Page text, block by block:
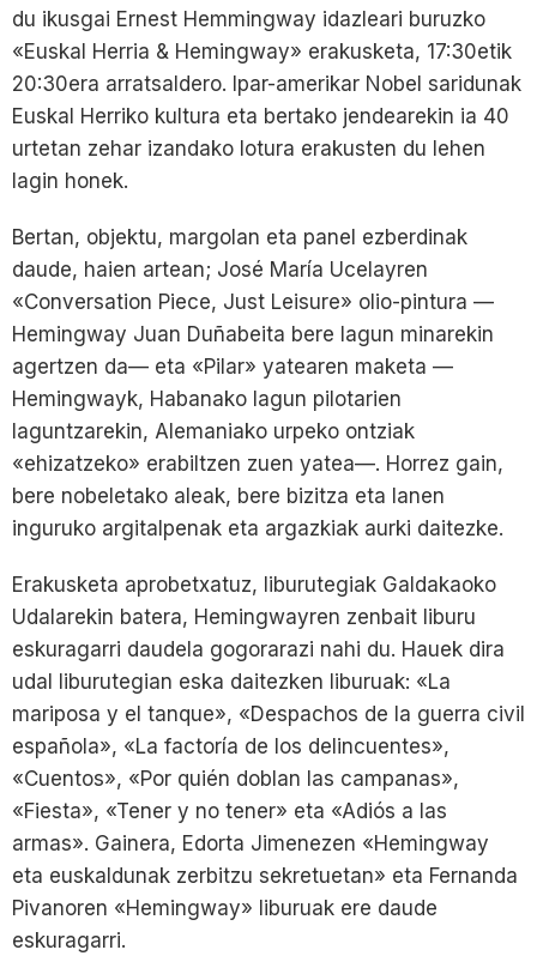
du ikusgai Ernest Hemmingway idazleari buruzko
«Euskal Herria & Hemingway» erakusketa, 17:30etik
20:30era arratsaldero. Ipar-amerikar Nobel saridunak
Euskal Herriko kultura eta bertako jendearekin ia 40
urtetan zehar izandako lotura erakusten du lehen
lagin honek.
Bertan, objektu, margolan eta panel ezberdinak
daude, haien artean; José María Ucelayren
«Conversation Piece, Just Leisure» olio-pintura —
Hemingway Juan Duñabeita bere lagun minarekin
agertzen da— eta «Pilar» yatearen maketa —
Hemingwayk, Habanako lagun pilotarien
laguntzarekin, Alemaniako urpeko ontziak
«ehizatzeko» erabiltzen zuen yatea—. Horrez gain,
bere nobeletako aleak, bere bizitza eta lanen
inguruko argitalpenak eta argazkiak aurki daitezke.
Erakusketa aprobetxatuz, liburutegiak Galdakaoko
Udalarekin batera, Hemingwayren zenbait liburu
eskuragarri daudela gogorarazi nahi du. Hauek dira
udal liburutegian eska daitezken liburuak: «La
mariposa y el tanque», «Despachos de la guerra civil
española», «La factoría de los delincuentes»,
«Cuentos», «Por quién doblan las campanas»,
«Fiesta», «Tener y no tener» eta «Adiós a las
armas». Gainera, Edorta Jimenezen «Hemingway
eta euskaldunak zerbitzu sekretuetan» eta Fernanda
Pivanoren «Hemingway» liburuak ere daude
eskuragarri.